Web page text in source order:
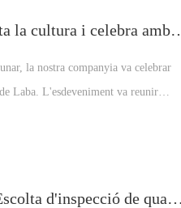
que la qualitat dels nostres
dels nostres clients.
Celebra Laba, hereta la
la nostra companyia va celebrar
Laba. L'esdeveniment va reunir
Seguiu millorant, Escolta d'inspecció de qualitat